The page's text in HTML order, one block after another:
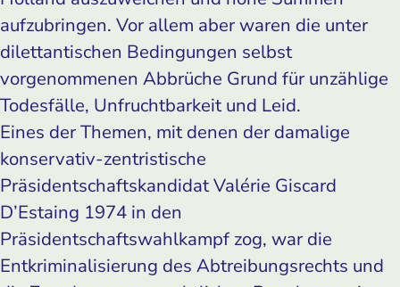
aufzubringen. Vor allem aber waren die unter
dilettantischen Bedingungen selbst
vorgenommenen Abbrüche Grund für unzählige
Todesfälle, Unfruchtbarkeit und Leid.
Eines der Themen, mit denen der damalige
konservativ-zentristische
Präsidentschaftskandidat Valérie Giscard
D’Estaing 1974 in den
Präsidentschaftswahlkampf zog, war die
Entkriminalisierung des Abtreibungsrechts und